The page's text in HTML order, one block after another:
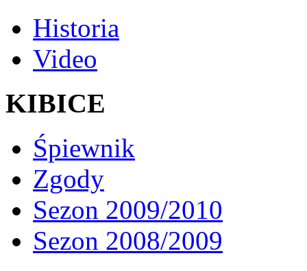
Historia
Video
KIBICE
Śpiewnik
Zgody
Sezon 2009/2010
Sezon 2008/2009